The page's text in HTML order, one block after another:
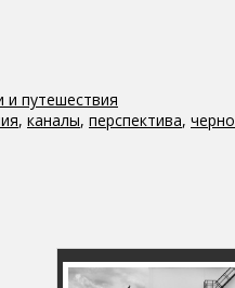
и путешествия
, каналы, перспектива,